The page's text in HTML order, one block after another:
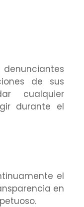
de sus
cualquier
durante el
el
en